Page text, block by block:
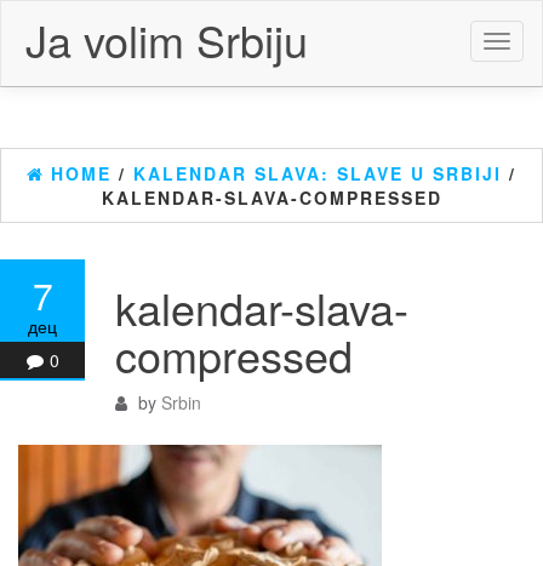
content
Ja volim Srbiju
HOME / KALENDAR SLAVA: SLAVE U SRBIJI /
KALENDAR-SLAVA-COMPRESSED
7
дец
0
kalendar-slava-
compressed
by Srbin